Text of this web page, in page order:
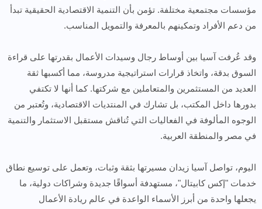
مؤسسات مجتمعية مختلفة. تؤمن بأن التنمية الاقتصادية الحقيقية تبدأ
من دعم الأفراد وتمكينهم بالمعرفة والتمويل المناسب.
وقد عُرفت آسيا بين أوساط رجال وسيدات الأعمال بقدرتها على قراءة
السوق بدقة، واتخاذ قرارات استراتيجية مدروسة، مما أكسبها ثقة
العديد من المستثمرين والمتعاملين مع شركتها. كما أنها لا تكتفي
بدورها داخل المكتب، بل تشارك في المنتديات الاقتصادية، وتُعتبر من
الوجوه المألوفة في الفعاليات التي تُناقش مستقبل الاستثمار والتنمية
في مصر والمنطقة العربية.
اليوم، تواصل آسيا زيدان مسيرتها بثقة وثبات، وتعمل على توسيع نطاق
خدمات "إكس كابيتال"، مستهدفة أسواقًا جديدة وشراكات دولية، ما
يجعلها واحدة من أبرز الأسماء الواعدة في عالم ريادة الأعمال